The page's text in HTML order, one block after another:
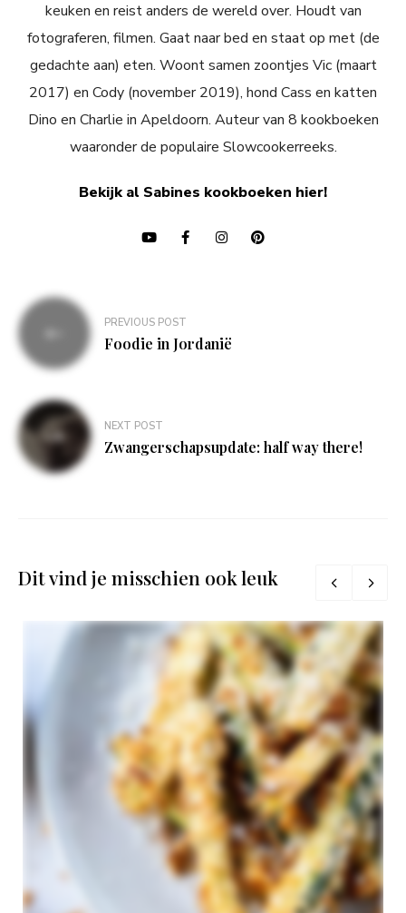
keuken en reist anders de wereld over. Houdt van
fotograferen, filmen. Gaat naar bed en staat op met (de
gedachte aan) eten. Woont samen zoontjes Vic (maart
2017) en Cody (november 2019), hond Cass en katten
Dino en Charlie in Apeldoorn. Auteur van 8 kookboeken
waaronder de populaire Slowcookerreeks.
Bekijk al Sabines kookboeken hier!
Bericht
navigatie
PREVIOUS POST
Foodie in Jordanië
NEXT POST
Zwangerschapsupdate: half way there!
Dit vind je misschien ook leuk